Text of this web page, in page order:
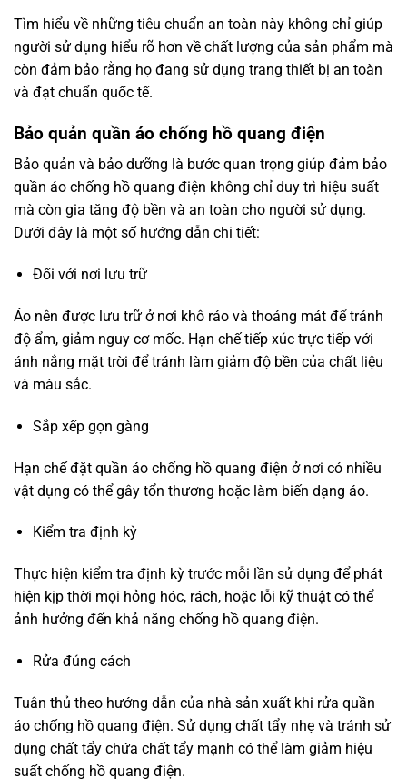
Tìm hiểu về những tiêu chuẩn an toàn này không chỉ giúp
người sử dụng hiểu rõ hơn về chất lượng của sản phẩm mà
còn đảm bảo rằng họ đang sử dụng trang thiết bị an toàn
và đạt chuẩn quốc tế.
Bảo quản quần áo chống hồ quang điện
Bảo quản và bảo dưỡng là bước quan trọng giúp đảm bảo
quần áo chống hồ quang điện không chỉ duy trì hiệu suất
mà còn gia tăng độ bền và an toàn cho người sử dụng.
Dưới đây là một số hướng dẫn chi tiết:
Đối với nơi lưu trữ
Áo nên được lưu trữ ở nơi khô ráo và thoáng mát để tránh
độ ẩm, giảm nguy cơ mốc. Hạn chế tiếp xúc trực tiếp với
ánh nắng mặt trời để tránh làm giảm độ bền của chất liệu
và màu sắc.
Sắp xếp gọn gàng
Hạn chế đặt quần áo chống hồ quang điện ở nơi có nhiều
vật dụng có thể gây tổn thương hoặc làm biến dạng áo.
Kiểm tra định kỳ
Thực hiện kiểm tra định kỳ trước mỗi lần sử dụng để phát
hiện kịp thời mọi hỏng hóc, rách, hoặc lỗi kỹ thuật có thể
ảnh hưởng đến khả năng chống hồ quang điện.
Rửa đúng cách
Tuân thủ theo hướng dẫn của nhà sản xuất khi rửa quần
áo chống hồ quang điện. Sử dụng chất tẩy nhẹ và tránh sử
dụng chất tẩy chứa chất tẩy mạnh có thể làm giảm hiệu
suất chống hồ quang điện.